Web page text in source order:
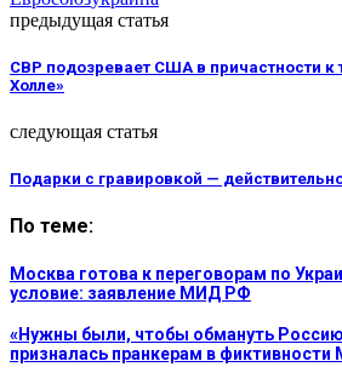
предыдущая статья
СВР подозревает США в причастности к
Холле»
следующая статья
Подарки с гравировкой —
По теме:
Москва готова к переговорам по
условие: заявление МИД РФ
«Нужны были, чтобы обмануть
призналась пранкерам в фиктивности